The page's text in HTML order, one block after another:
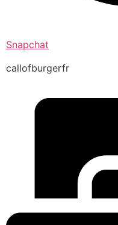
Snapchat
callofburgerfr